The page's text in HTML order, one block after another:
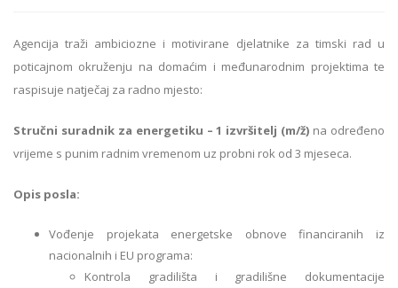
Agencija traži ambiciozne i motivirane djelatnike za timski rad u
poticajnom okruženju na domaćim i međunarodnim projektima te
raspisuje natječaj za radno mjesto:
Stručni suradnik za energetiku – 1 izvršitelj (m/ž) na određeno
vrijeme s punim radnim vremenom uz probni rok od 3 mjeseca.
Opis posla:
Vođenje projekata energetske obnove financiranih iz
nacionalnih i EU programa:
Kontrola gradilišta i gradilišne dokumentacije